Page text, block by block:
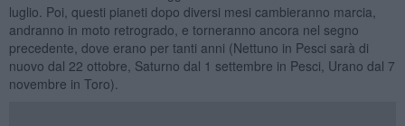
luglio. Poi, questi pianeti dopo diversi mesi cambieranno marcia,
andranno in moto retrogrado, e torneranno ancora nel segno
precedente, dove erano per tanti anni (Nettuno in Pesci sarà di
nuovo dal 22 ottobre, Saturno dal 1 settembre in Pesci, Urano dal 7
novembre in Toro).